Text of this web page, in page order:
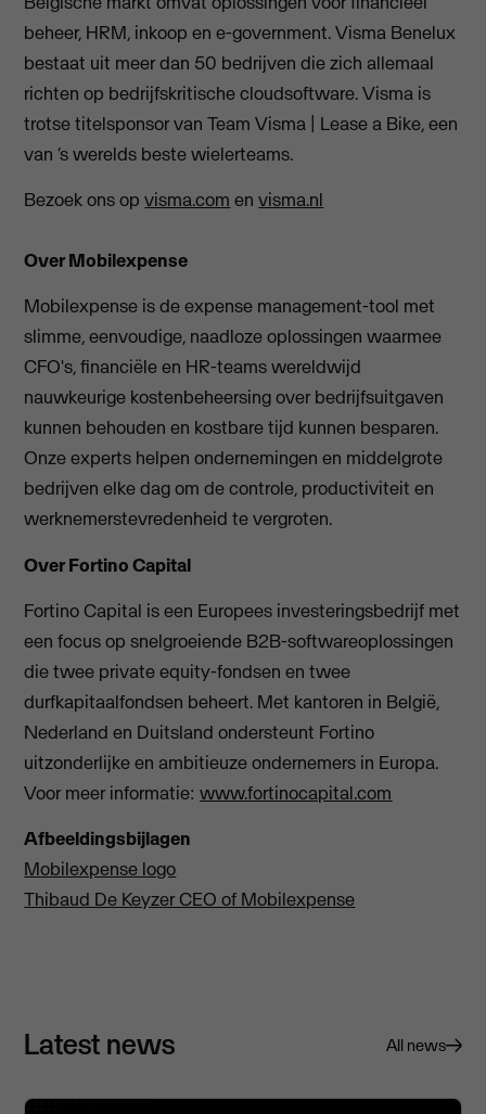
beheer, HRM, inkoop en e-government. Visma Benelux
bestaat uit meer dan 50 bedrijven die zich allemaal
richten op bedrijfskritische cloudsoftware. Visma is
trotse titelsponsor van Team Visma | Lease a Bike, een
van ‘s werelds beste wielerteams.
Bezoek ons opvisma.com envisma.nl
Over Mobilexpense
Mobilexpense is de expense management-tool met
slimme, eenvoudige, naadloze oplossingen waarmee
CFO's, financiële en HR-teams wereldwijd
nauwkeurige kostenbeheersing over bedrijfsuitgaven
kunnen behouden en kostbare tijd kunnen besparen.
Onze experts helpen ondernemingen en middelgrote
bedrijven elke dag om de controle, productiviteit en
werknemerstevredenheid te vergroten.
Over Fortino Capital
Fortino Capital is een Europees investeringsbedrijf met
een focus op snelgroeiende B2B-softwareoplossingen
die twee private equity-fondsen en twee
durfkapitaalfondsen beheert. Met kantoren in België,
Nederland en Duitsland ondersteunt Fortino
uitzonderlijke en ambitieuze ondernemers in Europa.
Voor meer informatie:www.fortinocapital.com
Afbeeldingsbijlagen
Mobilexpense logo
Thibaud De Keyzer CEO of Mobilexpense
Latest news All news